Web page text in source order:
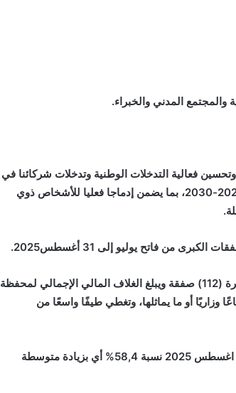
والمجتمع المدني والخبراء.
فعالية التدخلات الوطنية وتدخلات شركائنا في
تنفيذ الإستراتيجية الوطنية للإدماج وترقية حقوق الأشخاص ذوي الإعاقة 2025-2030، بما يضمن إدماجا فعليا للأشخاص ذوي
من فاتح يوليو إلى 31 أغسطس2025.
تتكون محفظة الصفقات الكبرى حالياً، بشكل إجمالي، من مائة واثنتيْ عشرة (112) صفقة ويبلغ الغلاف المالي الإجمالي لمحفظة
48,1 مليار أوقية جديدة، موزعة على ثلاثة عشر (13) قطاعًا وزاريًا أو ما يماثلها، وتغطي طيفًا واسعًا من
بلغ متوسط نسبة التقدم في تنفيذ محفظة الصفقات الكبرى مع نهاية شهر اغسطس 2025 نسبة 58,4% أي بزيادة متوسطة